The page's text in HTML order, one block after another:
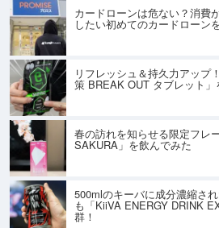
カードローンは危ない？消費
したい初めてのカードローン
リフレッシュ＆持久力アップ
策 BREAK OUT タブレット」
春の訪れを知らせる限定フレ
SAKURA」を飲んでみた
500mlのキーバに成分濃縮さ
も「KiiVA ENERGY DRINK
群！